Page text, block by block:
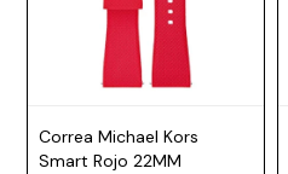
Correa Michael Kors
Smart Rojo 22MM